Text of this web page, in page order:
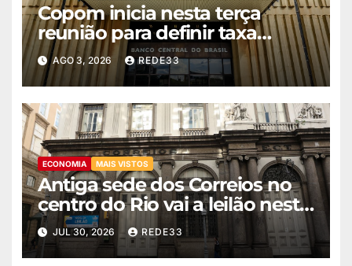
Copom inicia nesta terça
reunião para definir taxa
básica de juros
AGO 3, 2026 REDE33
ECONOMIA MAIS VISTOS
Antiga sede dos Correios no
centro do Rio vai a leilão nesta
quinta
JUL 30, 2026 REDE33